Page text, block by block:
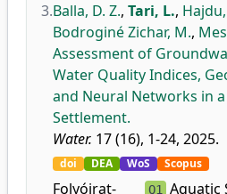
3.Balla, D. Z., Tari, L.,
Bodroginé Zichar, M.,
Assessment of
Water Quality Indices,
and Neural Networks in
Settlement.
Water. 17 (16), 1-24, 2025.
doi DEA WoS Scopus
Folyóirat-
Q1 Aquatic